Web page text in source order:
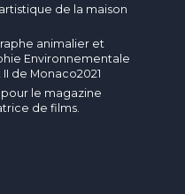
de la maison
animalier et
Environnementale
de Monaco2021
le magazine
de films.